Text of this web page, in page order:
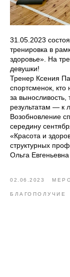
31.05.2023
тренировка в
здоровье». На
девушки!
Тренер Ксения
спортсменок, кто
за выносливость,
результатам — к
Возобновление
середину
«Красота и
структурных
Ольга
02.06.2023
БЛАГОПОЛУЧИЕ